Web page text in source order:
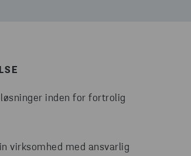
inden for fortrolig
virksomhed med ansvarlig